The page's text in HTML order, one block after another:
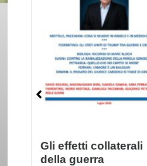
Gli effetti collaterali
della guerra